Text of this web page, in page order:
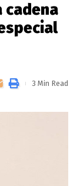
cadena
3 Min Read